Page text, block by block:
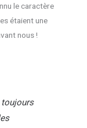
le caractère
étaient une
nous !